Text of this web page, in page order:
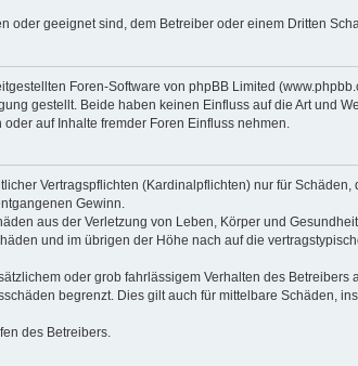
oder geeignet sind, dem Betreiber oder einem Dritten
Foren-Software von phpBB Limited
gestellt. Beide haben keinen Einfluss auf die Art und
auf Inhalte fremder Foren Einfluss nehmen.
Vertragspflichten (Kardinalpflichten) nur für
Gewinn.
aus der Verletzung von Leben, Körper und
und im übrigen der Höhe nach auf die
oder grob fahrlässigem Verhalten des Betreibers
begrenzt. Dies gilt auch für mittelbare Schäden,
des Betreibers.